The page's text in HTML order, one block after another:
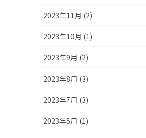
2023年11月 (2)
2023年10月 (1)
2023年9月 (2)
2023年8月 (3)
2023年7月 (3)
2023年5月 (1)